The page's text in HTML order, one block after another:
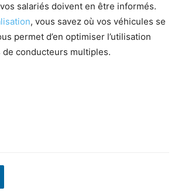
vos salariés doivent en être informés.
, vous savez où vos véhicules se
permet d’en optimiser l’utilisation
de conducteurs multiples.